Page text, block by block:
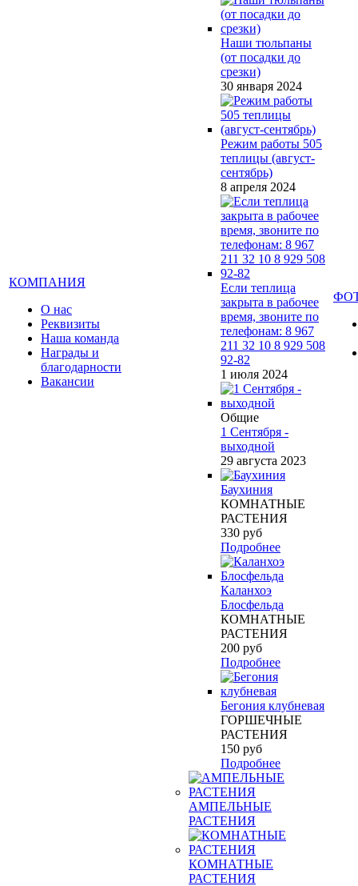
КОМПАНИЯ
О нас
Реквизиты
Наша команда
Награды и
благодарности
Вакансии
Наши тюльпаны
(от посадки до
срезки)
30 января 2024
Режим работы 505
теплицы (август-
сентябрь)
8 апреля 2024
Если теплица
закрыта в рабочее
время, звоните по
телефонам: 8 967
211 32 10 8 929 508
92-82
1 июля 2024
Общие
1 Сентября -
выходной
29 августа 2023
Баухиния
КОМНАТНЫЕ
РАСТЕНИЯ
330 руб
Подробнее
Каланхоэ
Блосфельда
КОМНАТНЫЕ
РАСТЕНИЯ
200 руб
Подробнее
Бегония клубневая
ГОРШЕЧНЫЕ
РАСТЕНИЯ
150 руб
Подробнее
АМПЕЛЬНЫЕ
РАСТЕНИЯ
КОМНАТНЫЕ
РАСТЕНИЯ